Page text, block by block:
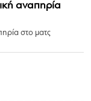
αναπηρία
στο ματς